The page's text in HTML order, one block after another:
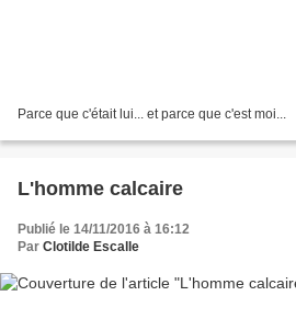
Parce que c'était lui... et parce que c'est moi...
L'homme calcaire
Publié le 14/11/2016 à 16:12
Par Clotilde Escalle